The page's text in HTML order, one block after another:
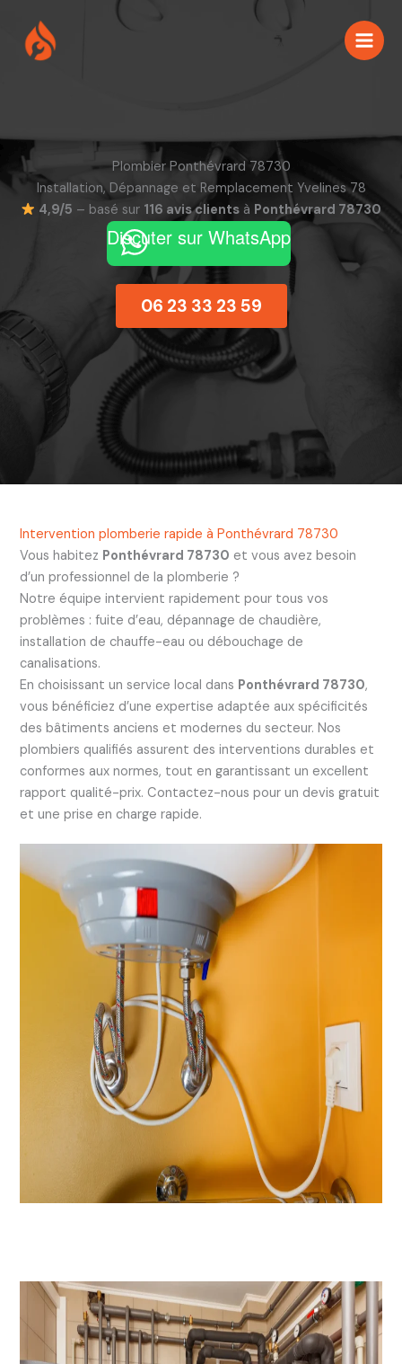
contenu
Plombier Ponthévrard 78730
Installation, Dépannage et Remplacement Yvelines 78
4,9/5 – basé sur 116 avis clients à Ponthévrard 78730
Discuter sur WhatsApp
06 23 33 23 59
Intervention plomberie rapide à Ponthévrard 78730
Vous habitez Ponthévrard 78730 et vous avez besoin
d’un professionnel de la plomberie ?
Notre équipe intervient rapidement pour tous vos
problèmes : fuite d’eau, dépannage de chaudière,
installation de chauffe-eau ou débouchage de
canalisations.
En choisissant un service local dans Ponthévrard 78730,
vous bénéficiez d’une expertise adaptée aux spécificités
des bâtiments anciens et modernes du secteur. Nos
plombiers qualifiés assurent des interventions durables et
conformes aux normes, tout en garantissant un excellent
rapport qualité-prix. Contactez-nous pour un devis gratuit
et une prise en charge rapide.